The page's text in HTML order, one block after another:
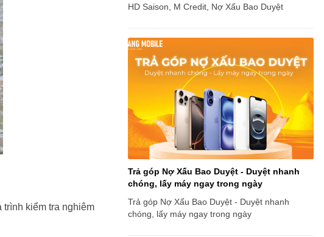
trình kiểm tra nghiêm
HD Saison, M Credit, Nợ Xấu Bao Duyệt
Trả góp Nợ Xấu Bao Duyệt - Duyệt nhanh
chóng, lấy máy ngay trong ngày
Trả góp Nợ Xấu Bao Duyệt - Duyệt nhanh
chóng, lấy máy ngay trong ngày